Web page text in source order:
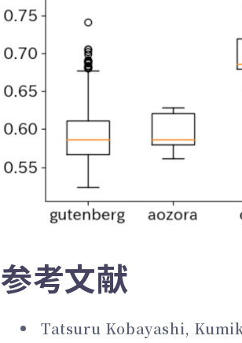
参考文献
Tatsuru Kobayashi,